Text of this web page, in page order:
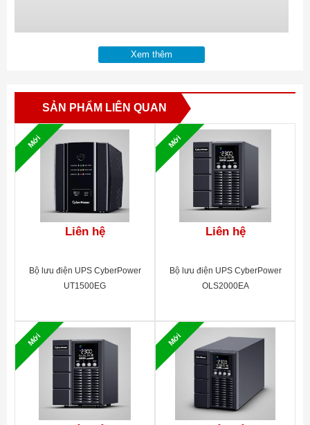
Xem thêm
SẢN PHẨM LIÊN QUAN
Mới
Liên hệ
Bộ lưu điện UPS CyberPower
UT1500EG
Mới
Liên hệ
Bộ lưu điện UPS CyberPower
OLS2000EA
Mới Mới